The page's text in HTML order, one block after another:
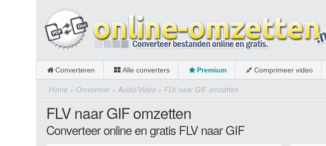
Converteren Alle converters Premium Comprimeer video
Home » Omvormer» Audio/Video » FLV naar GIF omzetten
FLV naar GIF omzetten
Converteer online en gratis FLV naar GIF